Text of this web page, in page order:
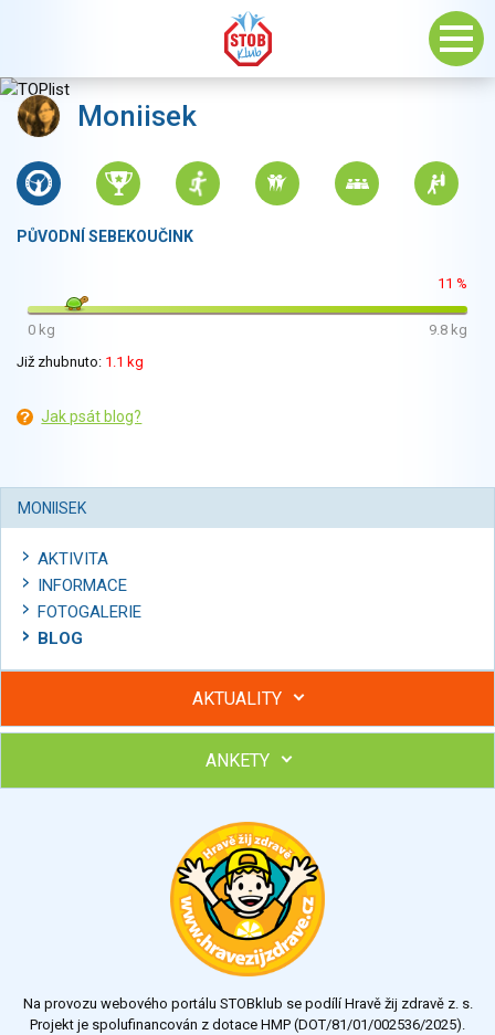
Moniisek
PŮVODNÍ SEBEKOUČINK
11 %
0 kg
9.8 kg
Již zhubnuto: 1.1 kg
Jak psát blog?
MONIISEK
AKTIVITA
INFORMACE
FOTOGALERIE
BLOG
AKTUALITY
Hubněte s podporou lektorky a skupiny v kurzech STOBu
Chcete poradit s hubnutím? Najděte si odborníka STOBu ve
ANKETY
Výsledky Všechny ankety
Na provozu webového portálu STOBklub se podílí Hravě žij zdravě z. s.
Projekt je spolufinancován z dotace HMP (DOT/81/01/002536/2025).